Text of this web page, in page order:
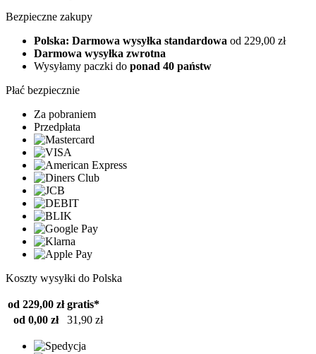
Bezpieczne zakupy
Polska: Darmowa wysyłka standardowa od 229,00 zł
Darmowa wysyłka zwrotna
Wysyłamy paczki do ponad 40 państw
Płać bezpiecznie
Za pobraniem
Przedpłata
Koszty wysyłki do Polska
od 229,00 zł gratis*
od 0,00 zł
31,90 zł